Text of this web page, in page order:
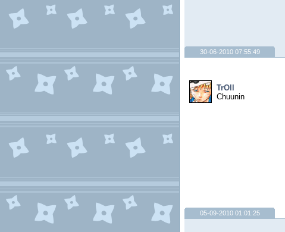
30-06-2010 07:55:49
TrOll
Chuunin
05-09-2010 01:01:25